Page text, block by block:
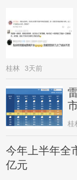
桂林 3天前
桂
今年上半年全
亿元